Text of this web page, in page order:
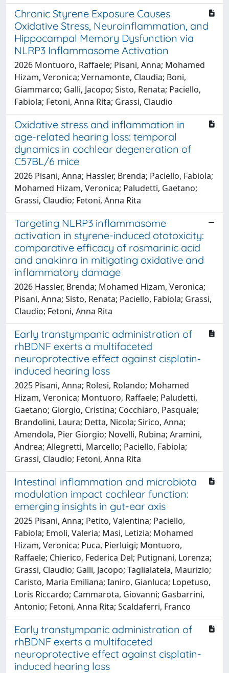
Chronic Styrene Exposure Causes
Oxidative Stress, Neuroinflammation, and
Hippocampal Memory Dysfunction via
NLRP3 Inflammasome Activation
2026 Montuoro, Raffaele; Pisani, Anna; Mohamed
Hizam, Veronica; Vernamonte, Claudia; Boni,
Giammarco; Galli, Jacopo; Sisto, Renata; Paciello,
Fabiola; Fetoni, Anna Rita; Grassi, Claudio
Oxidative stress and inflammation in
age-related hearing loss: temporal
dynamics in cochlear degeneration of
C57BL/6 mice
2026 Pisani, Anna; Hassler, Brenda; Paciello, Fabiola;
Mohamed Hizam, Veronica; Paludetti, Gaetano;
Grassi, Claudio; Fetoni, Anna Rita
Targeting NLRP3 inflammasome
activation in styrene-induced ototoxicity:
comparative efficacy of rosmarinic acid
and anakinra in mitigating oxidative and
inflammatory damage
2026 Hassler, Brenda; Mohamed Hizam, Veronica;
Pisani, Anna; Sisto, Renata; Paciello, Fabiola; Grassi,
Claudio; Fetoni, Anna Rita
Early transtympanic administration of
rhBDNF exerts a multifaceted
neuroprotective effect against cisplatin‐
induced hearing loss
2025 Pisani, Anna; Rolesi, Rolando; Mohamed
Hizam, Veronica; Montuoro, Raffaele; Paludetti,
Gaetano; Giorgio, Cristina; Cocchiaro, Pasquale;
Brandolini, Laura; Detta, Nicola; Sirico, Anna;
Amendola, Pier Giorgio; Novelli, Rubina; Aramini,
Andrea; Allegretti, Marcello; Paciello, Fabiola;
Grassi, Claudio; Fetoni, Anna Rita
Intestinal inflammation and microbiota
modulation impact cochlear function:
emerging insights in gut-ear axis
2025 Pisani, Anna; Petito, Valentina; Paciello,
Fabiola; Emoli, Valeria; Masi, Letizia; Mohamed
Hizam, Veronica; Puca, Pierluigi; Montuoro,
Raffaele; Chierico, Federica Del; Putignani, Lorenza;
Grassi, Claudio; Galli, Jacopo; Taglialatela, Maurizio;
Caristo, Maria Emiliana; Ianiro, Gianluca; Lopetuso,
Loris Riccardo; Cammarota, Giovanni; Gasbarrini,
Antonio; Fetoni, Anna Rita; Scaldaferri, Franco
Early transtympanic administration of
rhBDNF exerts a multifaceted
neuroprotective effect against cisplatin-
induced hearing loss